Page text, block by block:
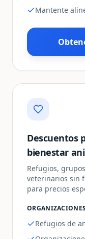
Mantente
Descuentos
bienestar
Refugios,
veterinarios sin
para precios
Refugios de